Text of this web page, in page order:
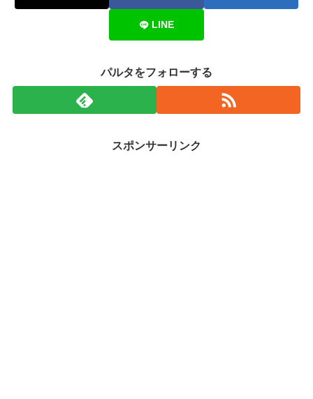
LINE
パルタをフォローする
スポンサーリンク